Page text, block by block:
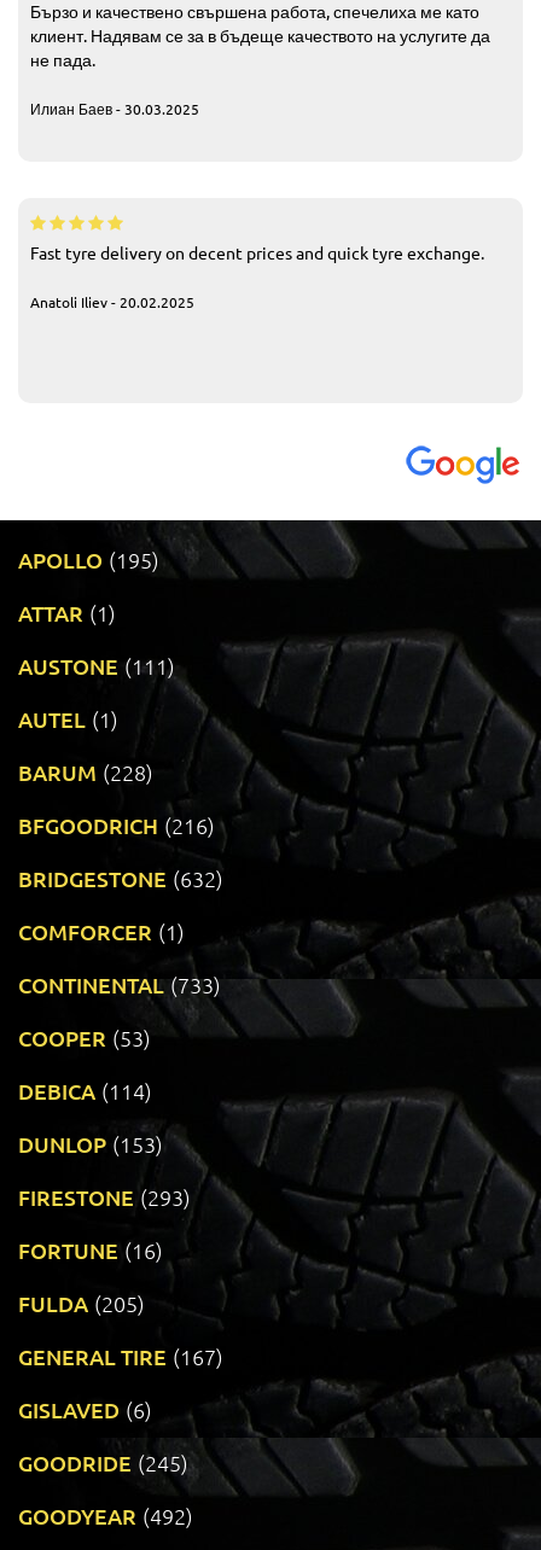
Бързо и качествено свършена работа, спечелиха ме като
клиент. Надявам се за в бъдеще качеството на услугите да
не пада.
Илиан Баев - 30.03.2025
Fast tyre delivery on decent prices and quick tyre exchange.
Anatoli Iliev - 20.02.2025
APOLLO (195)
ATTAR (1)
AUSTONE (111)
AUTEL (1)
BARUM (228)
BFGOODRICH (216)
BRIDGESTONE (632)
COMFORCER (1)
CONTINENTAL (733)
COOPER (53)
DEBICA (114)
DUNLOP (153)
FIRESTONE (293)
FORTUNE (16)
FULDA (205)
GENERAL TIRE (167)
GISLAVED (6)
GOODRIDE (245)
GOODYEAR (492)